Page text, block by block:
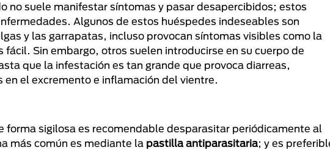
no suele manifestar síntomas y pasar desapercibidos; estos
Algunos de estos huéspedes indeseables son
y las garrapatas, incluso provocan síntomas visibles como la
Sin embargo, otros suelen introducirse en su cuerpo de
que la infestación es tan grande que provoca diarreas,
el excremento e inflamación del vientre.
sigilosa es recomendable desparasitar periódicamente al
más común es mediante la pastilla antiparasitaria; y es